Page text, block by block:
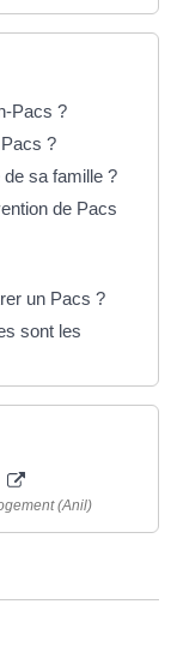
Pacs ?
?
sa famille ?
de Pacs
un Pacs ?
sont les
(Anil)